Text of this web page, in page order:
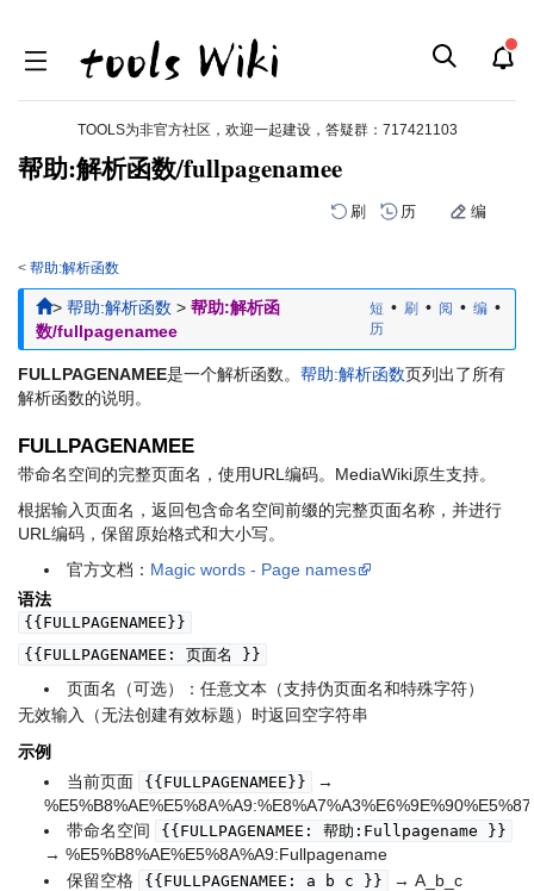
TOOLS为非官方社区，欢迎一起建设，答疑群： 717421103
帮助:解析函数/fullpagenamee
刷 历 编
< 帮助:解析函数
跳
跳
> 帮助:解析函数 > 帮助:解析函
数/fullpagenamee
短 • 刷 • 阅 • 编 •
历
FULLPAGENAMEE是一个解析函数。 帮助:解析函数页列出了所有
解析函数的说明。
FULLPAGENAMEE
带命名空间的完整页面名，使用URL编码。MediaWiki原生支持。
根据输入页面名，返回包含命名空间前缀的完整页面名称，并进行
URL编码，保留原始格式和大小写。
官方文档： Magic words - Page names
语法
{{FULLPAGENAMEE}}
{{FULLPAGENAMEE: 页面名 }}
页面名（可选）：任意文本（支持伪页面名和特殊字符）
无效输入（无法创建有效标题）时返回空字符串
示例
当前页面
{{FULLPAGENAMEE}}
→
带命名空间
{{FULLPAGENAMEE: 帮助:Fullpagename }}
→ %E5%B8%AE%E5%8A%A9:Fullpagename
保留空格
{{FULLPAGENAMEE: a b c }}
→ A_b_c